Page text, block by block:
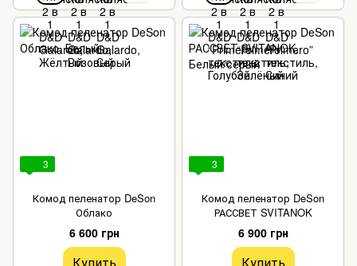
3
Комод пеленатор DeSon
Облако
6 600 грн
Купить
3
Комод пеленатор DeSon
РАССВЕТ SVITANOK
6 900 грн
Купить